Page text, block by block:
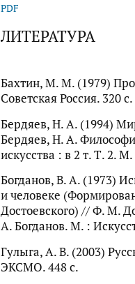
PDF
ЛИТЕРАТУРА
Бахтин, М. М. (1979)
Советская Россия. 320 с.
Бердяев, Н. А. (1994)
Бердяев, Н. А.
искусства : в 2 т. Т. 2.
Богданов, В. А. (1973)
и человеке
Достоевского) // Ф. М.
А. Богданов. М. :
Гулыга, А. В. (2003)
ЭКСМО. 448 с.